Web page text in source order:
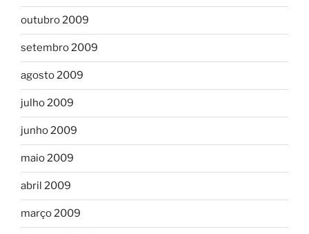
outubro 2009
setembro 2009
agosto 2009
julho 2009
junho 2009
maio 2009
abril 2009
março 2009